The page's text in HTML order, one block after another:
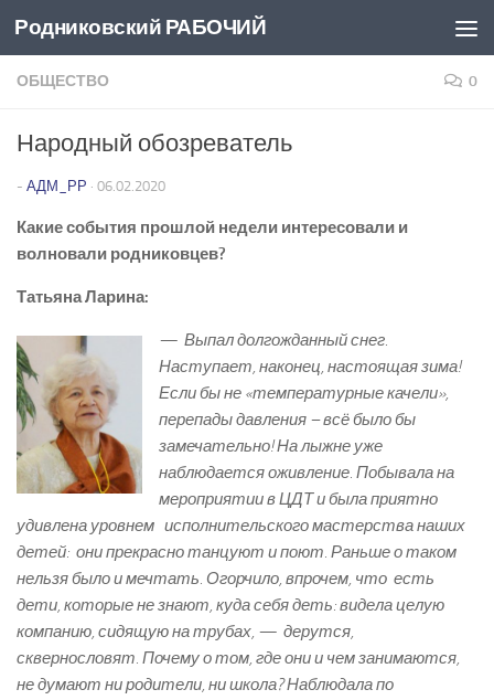
Перейти к содержимому
Родниковский РАБОЧИЙ
ОБЩЕСТВО 0
Народный обозреватель
- АДМ_РР · 06.02.2020
Какие события прошлой недели интересовали и
волновали родниковцев?
Татьяна Ларина:
— Выпал долгожданный снег.
Наступает, наконец, настоящая зима!
Если бы не «температурные качели»,
перепады давления – всё было бы
замечательно! На лыжне уже
наблюдается оживление. Побывала на
мероприятии в ЦДТ и была приятно
удивлена уровнем исполнительского мастерства наших
детей: они прекрасно танцуют и поют. Раньше о таком
нельзя было и мечтать. Огорчило, впрочем, что есть
дети, которые не знают, куда себя деть: видела целую
компанию, сидящую на трубах, — дерутся,
сквернословят. Почему о том, где они и чем занимаются,
не думают ни родители, ни школа? Наблюдала по